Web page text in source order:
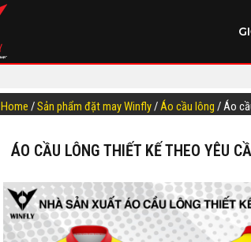
Home /Sản phẩm đặt may Winfly/Áo cầu lông / Áo
ÁO CẦU LÔNG THIẾT KẾ THEO YÊU